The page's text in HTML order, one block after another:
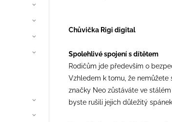
Chůvička Rigi digital
Spolehlivé spojení s dítětem
Rodičům jde především o
Vzhledem k tomu, že
značky Neo zůstáváte ve
byste rušili jejich důležitý